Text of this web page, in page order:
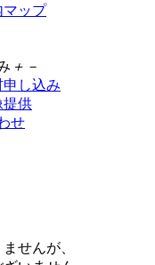
マップ
＋ －
申し込み
提供
せ
せんが、